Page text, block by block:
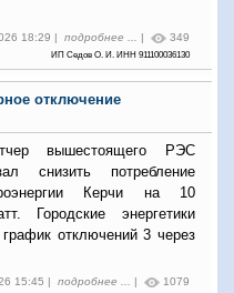
18:29 | подробнее ... | 349
ИП Седов О. И. ИНН 911100036130
отключение
вышестоящего РЭС
снизить потребление
Керчи на 10
Городские энергетики
отключений 3 через
15:45 | подробнее ... | 1079